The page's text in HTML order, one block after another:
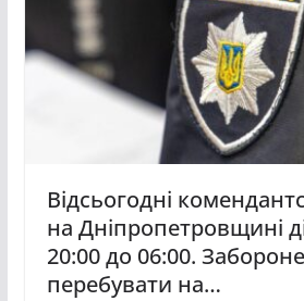
Відсьогодні
на Дніпропетровщині
20:00 до 06:00.
перебувати на…